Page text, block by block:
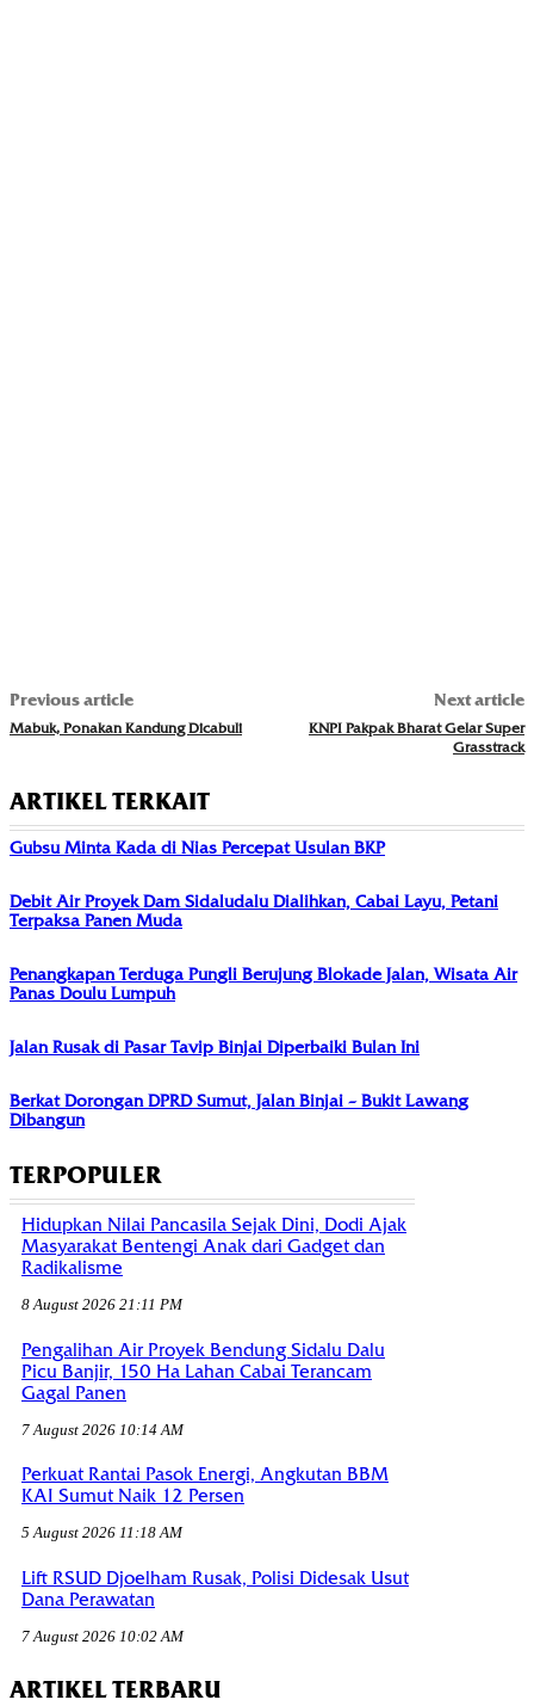
Previous article
Mabuk, Ponakan Kandung Dicabuli
Next article
KNPI Pakpak Bharat Gelar Super
Grasstrack
ARTIKEL TERKAIT
Gubsu Minta Kada di Nias Percepat Usulan BKP
Debit Air Proyek Dam Sidaludalu Dialihkan, Cabai Layu, Petani
Terpaksa Panen Muda
Penangkapan Terduga Pungli Berujung Blokade Jalan, Wisata Air
Panas Doulu Lumpuh
Jalan Rusak di Pasar Tavip Binjai Diperbaiki Bulan Ini
Berkat Dorongan DPRD Sumut, Jalan Binjai – Bukit Lawang
Dibangun
TERPOPULER
Hidupkan Nilai Pancasila Sejak Dini, Dodi Ajak
Masyarakat Bentengi Anak dari Gadget dan
Radikalisme
8 August 2026 21:11 PM
Pengalihan Air Proyek Bendung Sidalu Dalu
Picu Banjir, 150 Ha Lahan Cabai Terancam
Gagal Panen
7 August 2026 10:14 AM
Perkuat Rantai Pasok Energi, Angkutan BBM
KAI Sumut Naik 12 Persen
5 August 2026 11:18 AM
Lift RSUD Djoelham Rusak, Polisi Didesak Usut
Dana Perawatan
7 August 2026 10:02 AM
ARTIKEL TERBARU